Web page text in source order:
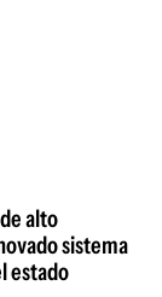
alto
sistema
estado